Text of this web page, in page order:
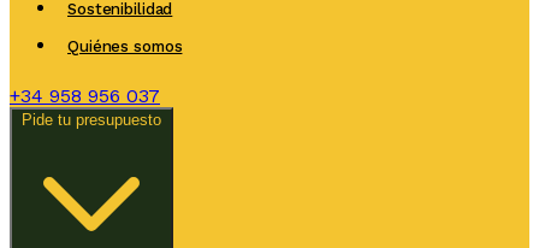
Sostenibilidad
Quiénes somos
+34 958 956 037
Pide tu presupuesto